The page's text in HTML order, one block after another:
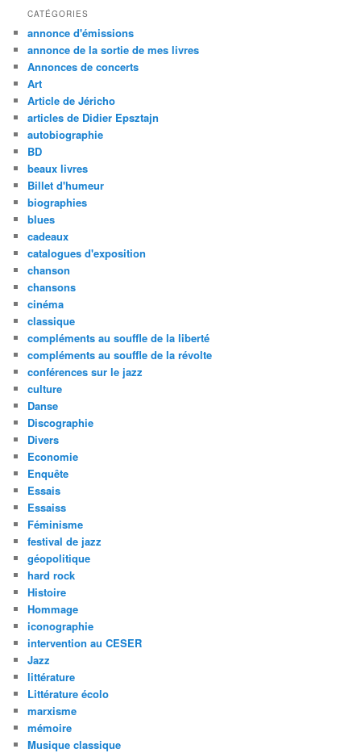
CATÉGORIES
annonce d'émissions
annonce de la sortie de mes livres
Annonces de concerts
Art
Article de Jéricho
articles de Didier Epsztajn
autobiographie
BD
beaux livres
Billet d'humeur
biographies
blues
cadeaux
catalogues d'exposition
chanson
chansons
cinéma
classique
compléments au souffle de la liberté
compléments au souffle de la révolte
conférences sur le jazz
culture
Danse
Discographie
Divers
Economie
Enquête
Essais
Essaiss
Féminisme
festival de jazz
géopolitique
hard rock
Histoire
Hommage
iconographie
intervention au CESER
Jazz
littérature
Littérature écolo
marxisme
mémoire
Musique classique